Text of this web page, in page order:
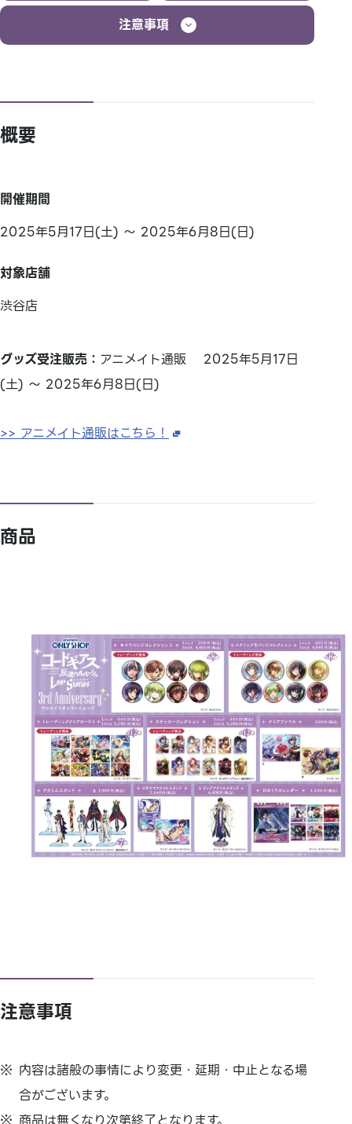
注意事項
概要
開催期間
2025年5月17日(土) ～ 2025年6月8日(日)
対象店舗
渋谷店
グッズ受注販売： アニメイト通販 2025年5月17日
(土) ～ 2025年6月8日(日)
>> アニメイト通販はこちら！
商品
注意事項
内容は諸般の事情により変更・延期・中止となる場
合がございます。